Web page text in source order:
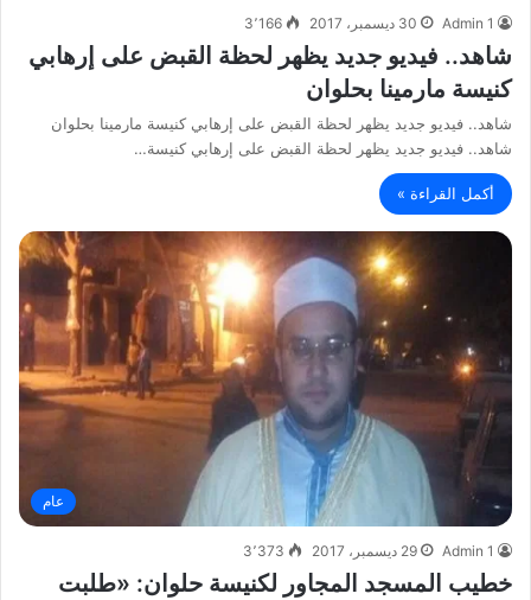
Admin 1 30 ديسمبر، 2017 3٬166
شاهد.. فيديو جديد يظهر لحظة القبض على إرهابي
كنيسة مارمينا بحلوان
شاهد.. فيديو جديد يظهر لحظة القبض على إرهابي كنيسة مارمينا بحلوان
شاهد.. فيديو جديد يظهر لحظة القبض على إرهابي كنيسة…
أكمل القراءة »
عام
Admin 1 29 ديسمبر، 2017 3٬373
خطيب المسجد المجاور لكنيسة حلوان: «طلبت